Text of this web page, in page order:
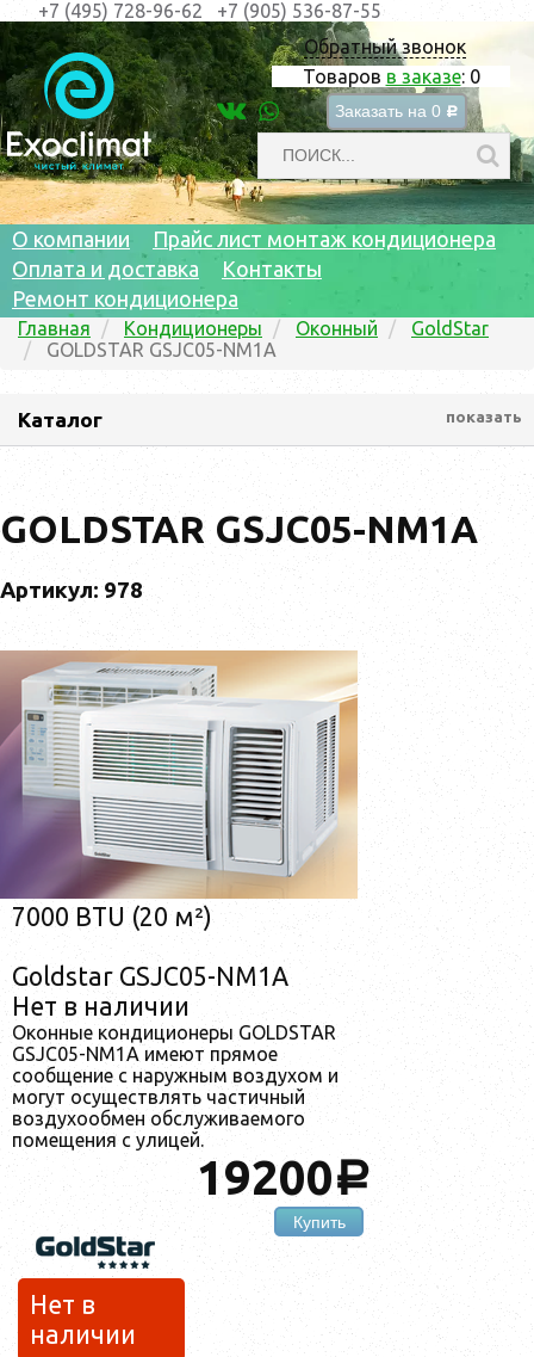
Обратный звонок
Товаров в заказе: 0
Заказать на 0 c
+7 (495) 728-96-62 +7 (905) 536-87-55
О компании
Прайс лист монтаж кондиционера
Оплата и доставка
Контакты
Ремонт кондиционера
Главная Кондиционеры Оконный
GoldStar
GOLDSTAR GSJC05-NM1A
Каталог показать
GOLDSTAR GSJC05-NM1A
Артикул: 978
7000 BTU (20 м²)
Goldstar GSJC05-NM1A
Нет в наличии
Оконные кондиционеры GOLDSTAR
GSJC05-NM1A имеют прямое
сообщение с наружным воздухом и
могут осуществлять частичный
воздухообмен обслуживаемого
помещения с улицей.
19200a
Купить
Нет в
наличии